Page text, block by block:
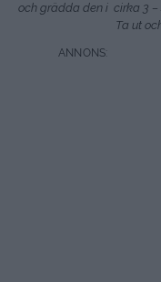
och grädda den i cirka 3 –
Ta ut